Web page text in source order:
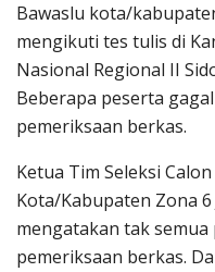
Bawaslu kota/
mengikuti tes tulis di
Nasional Regional II
Beberapa peserta
pemeriksaan berkas.
Ketua Tim Seleksi
Kota/Kabupaten Zona
mengatakan tak
pemeriksaan berkas.